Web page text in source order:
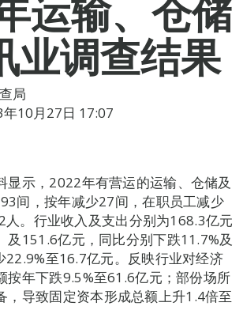
运输、仓储
业调查结果
局
10月27日 17:07
显示，2022年有营运的运输、仓储及
间，按年减少27间，在职员工减少
。行业收入及支出分别为168.3亿元
及151.6亿元，同比分别下跌11.7%及
22.9%至16.7亿元。反映行业对经济
按年下跌9.5%至61.6亿元；部份场所
，导致固定资本形成总额上升1.4倍至